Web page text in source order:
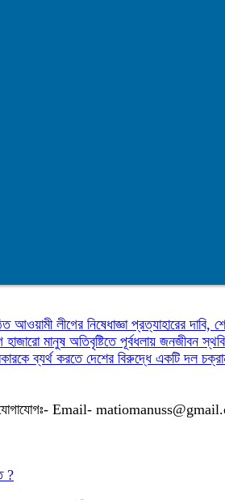
আওয়ামী লীগের নিষেধাজ্ঞা প্রত্যাহারের দাবি,
মানুষ অতিবৃষ্টিতে পূর্বধলায় জনজীবন
ব্যর্থ করতে দেশের বিরুদ্ধে একটি দল
যোগাযোগঃ- Email-
?